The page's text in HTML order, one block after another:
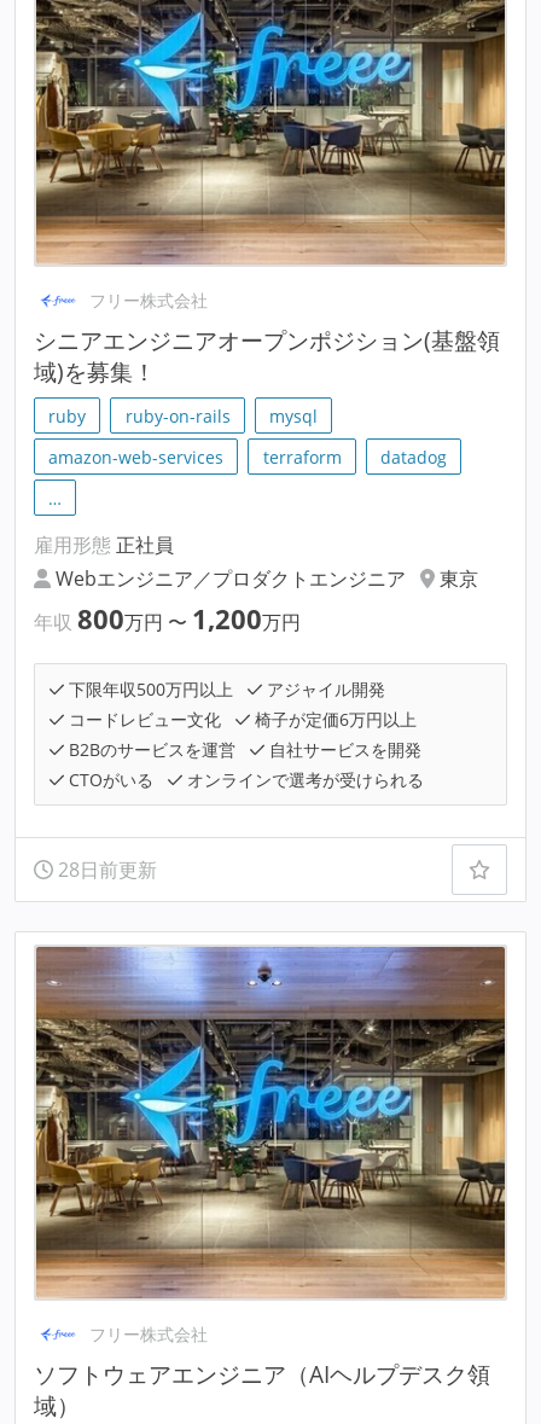
フリー株式会社
シニアエンジニアオープンポジション(基盤領
域)を募集！
ruby ruby-on-rails
mysql
amazon-web-services
terraform
datadog
…
雇用形態 正社員
Webエンジニア／プロダクトエンジニア
東京
年収 800万円 〜 1,200万円
下限年収500万円以上
アジャイル開発
コードレビュー文化
椅子が定価6万円以上
B2Bのサービスを運営
自社サービスを開発
CTOがいる
オンラインで選考が受けられる
28日前更新
フリー株式会社
ソフトウェアエンジニア（AIヘルプデスク領
域）